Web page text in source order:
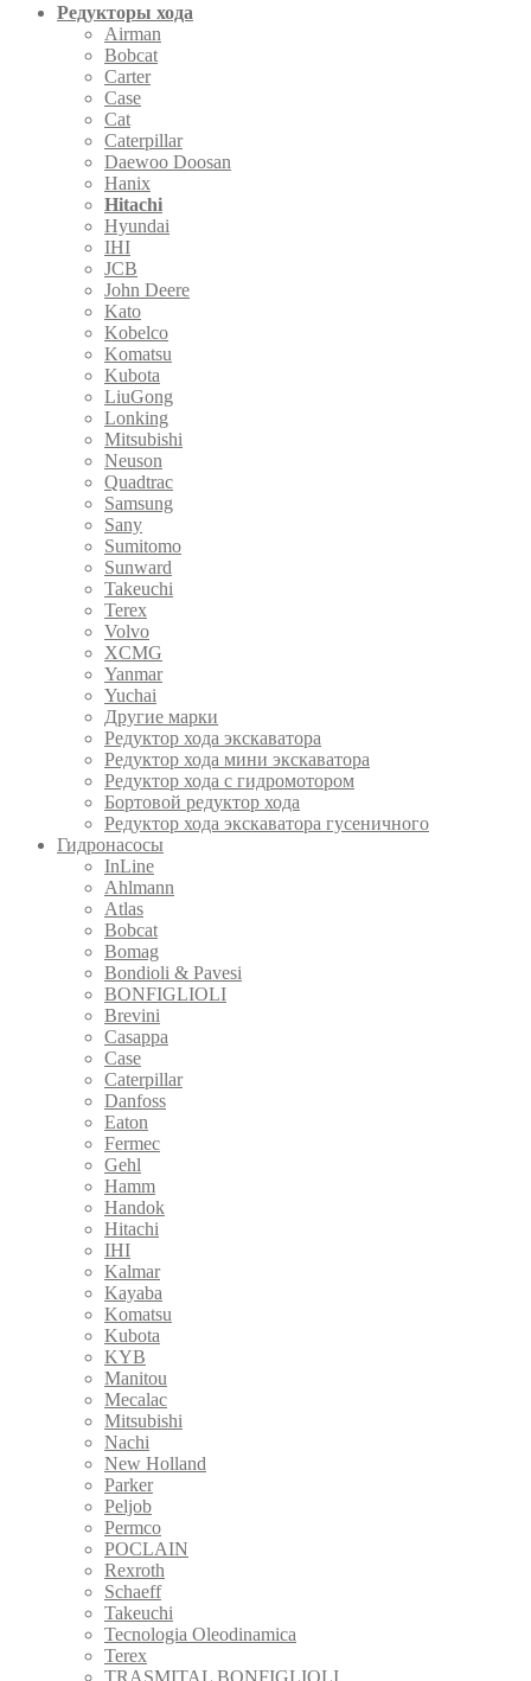
Редукторы хода
Airman
Bobcat
Carter
Case
Cat
Caterpillar
Daewoo Doosan
Hanix
Hitachi
Hyundai
IHI
JCB
John Deere
Kato
Kobelco
Komatsu
Kubota
LiuGong
Lonking
Mitsubishi
Neuson
Quadtrac
Samsung
Sany
Sumitomo
Sunward
Takeuchi
Terex
Volvo
XCMG
Yanmar
Yuchai
Другие марки
Редуктор хода экскаватора
Редуктор хода мини экскаватора
Редуктор хода с гидромотором
Бортовой редуктор хода
Редуктор хода экскаватора гусеничного
Гидронасосы
InLine
Ahlmann
Atlas
Bobcat
Bomag
Bondioli & Pavesi
BONFIGLIOLI
Brevini
Casappa
Case
Caterpillar
Danfoss
Eaton
Fermec
Gehl
Hamm
Handok
Hitachi
IHI
Kalmar
Kayaba
Komatsu
Kubota
KYB
Manitou
Mecalac
Mitsubishi
Nachi
New Holland
Parker
Peljob
Permco
POCLAIN
Rexroth
Schaeff
Takeuchi
Tecnologia Oleodinamica
Terex
TRASMITAL BONFIGLIOLI